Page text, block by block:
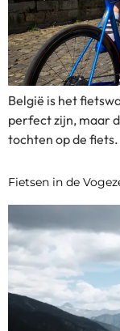
België is het
perfect zijn, maar
tochten op de fiets.
Fietsen in de